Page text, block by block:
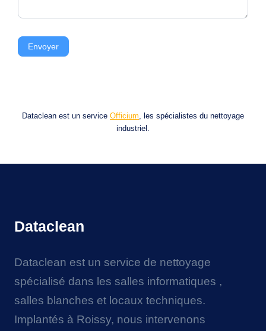
Envoyer
Dataclean est un service Officium , les spécialistes du nettoyage
industriel.
Dataclean
Dataclean est un service de nettoyage
spécialisé dans les salles informatiques ,
salles blanches et locaux techniques.
Implantés à Roissy, nous intervenons